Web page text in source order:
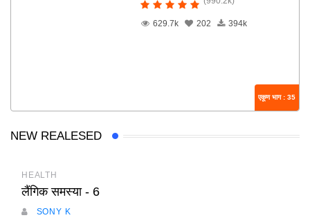
629.7k 202 394k
एकूण भाग : 35
NEW REALESED
HEALTH
लैंगिक समस्या - 6
SONY K